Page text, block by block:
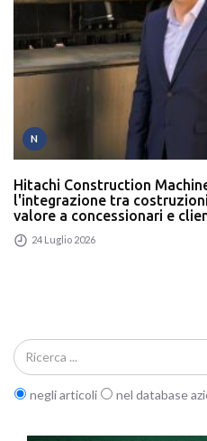
N
Hitachi Construction
l'integrazione tra
valore a concessionari e
24 Luglio 2026
negli articoli nel database